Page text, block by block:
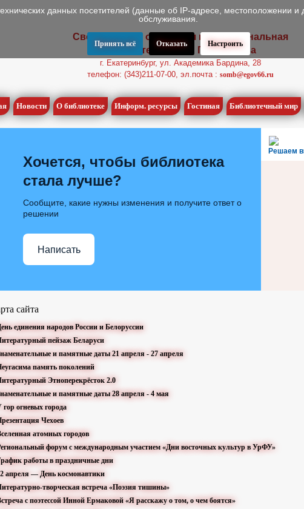
Свердловская областная межнациональная
библиотека имени П.П. Бажова
г. Екатеринбург, ул. Академика Бардина, 28
телефон: (343)211-07-00, эл.почта : somb@egov66.ru
Новости О библиотеке Информ. ресурсы Гостиная Библиотечный мир
Решаем
Хочется, чтобы библиотека
стала лучше?
Сообщите, какие нужны изменения и получите ответ о
решении
Написать
сайта
единения народов России и Белоруссии
пейзаж Беларуси
и памятные даты 21 апреля - 27 апреля
память поколений
Этноперекрёсток 2.0
и памятные даты 28 апреля - 4 мая
гор огневых города
Чехоев
атомных городов
форум с международным участием «Дни восточных культур в УрФУ»
работы в праздничные дни
апреля — День космонавтики
творческая встреча «Поэзия тишины»
с поэтессой Инной Ермаковой «Я расскажу о том, о чем боятся»
данных посетителей (данные об IP-адресе, местоположении
обслуживания.
Принять всё Отказать Настроить